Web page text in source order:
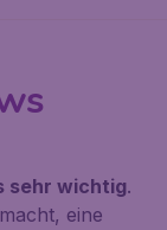
sehr wichtig.
eine